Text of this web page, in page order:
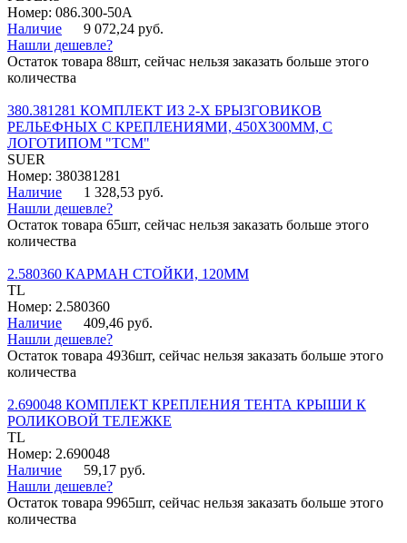
Номер: 086.300-50A
Наличие
9 072,24 руб.
Нашли дешевле?
Остаток товара 88шт, сейчас нельзя заказать больше этого
количества
380.381281 КОМПЛЕКТ ИЗ 2-Х БРЫЗГОВИКОВ
РЕЛЬЕФНЫХ С КРЕПЛЕНИЯМИ, 450Х300ММ, С
ЛОГОТИПОМ "ТСМ"
SUER
Номер: 380381281
Наличие
1 328,53 руб.
Нашли дешевле?
Остаток товара 65шт, сейчас нельзя заказать больше этого
количества
2.580360 КАРМАН СТОЙКИ, 120ММ
TL
Номер: 2.580360
Наличие
409,46 руб.
Нашли дешевле?
Остаток товара 4936шт, сейчас нельзя заказать больше этого
количества
2.690048 КОМПЛЕКТ КРЕПЛЕНИЯ ТЕНТА КРЫШИ К
РОЛИКОВОЙ ТЕЛЕЖКЕ
TL
Номер: 2.690048
Наличие
59,17 руб.
Нашли дешевле?
Остаток товара 9965шт, сейчас нельзя заказать больше этого
количества